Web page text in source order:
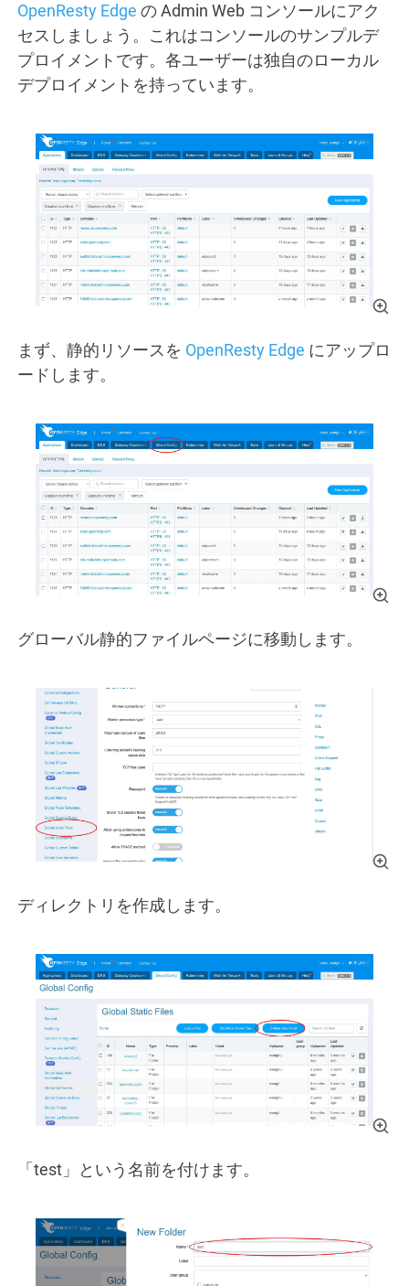
OpenResty Edge の Admin Web コンソールにアク
セスしましょう。これはコンソールのサンプルデ
プロイメントです。各ユーザーは独自のローカル
デプロイメントを持っています。
まず、静的リソースを OpenResty Edge にアップロ
ードします。
グローバル静的ファイルページに移動します。
ディレクトリを作成します。
「test」という名前を付けます。